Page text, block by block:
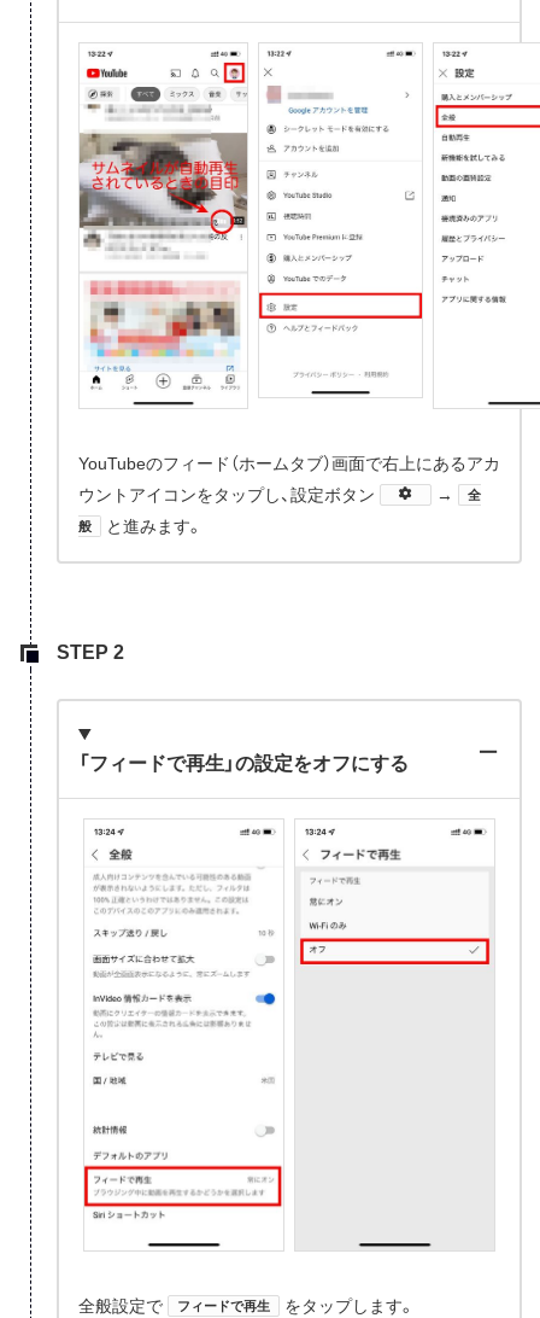
YouTubeのフィード（ホームタブ）画面で右上にあるアカ
ウントアイコンをタップし、設定ボタン
​→ 全
般 と進みます。
「フィードで再生」の設定をオフにする
全般設定で フィードで再生 をタップします。